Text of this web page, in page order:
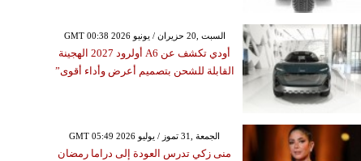
GMT 00:38 2026 السبت ,20 حزيران / يونيو
أودي تكشف عن A6 أولرود 2027 الهجينة
القابلة للشحن بتصميم أعرض وأداء أقوى”
GMT 05:49 2026 الجمعة ,31 تموز / يوليو
منى زكي تدرس العودة إلى دراما رمضان